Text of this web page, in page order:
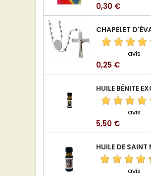
Prix
0,30 €
avis
Prix
0,25 €
avis
Prix
5,50 €
avis